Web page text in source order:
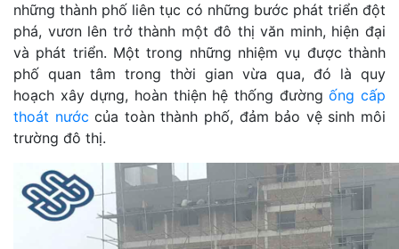
những thành phố liên tục có những bước phát triển đột
phá, vươn lên trở thành một đô thị văn minh, hiện đại
và phát triển. Một trong những nhiệm vụ được thành
phố quan tâm trong thời gian vừa qua, đó là quy
hoạch xây dựng, hoàn thiện hệ thống đườngống cấp
thoát nước của toàn thành phố, đảm bảo vệ sinh môi
trường đô thị.